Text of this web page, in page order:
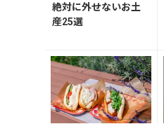
絶対に外せないお土
産25選